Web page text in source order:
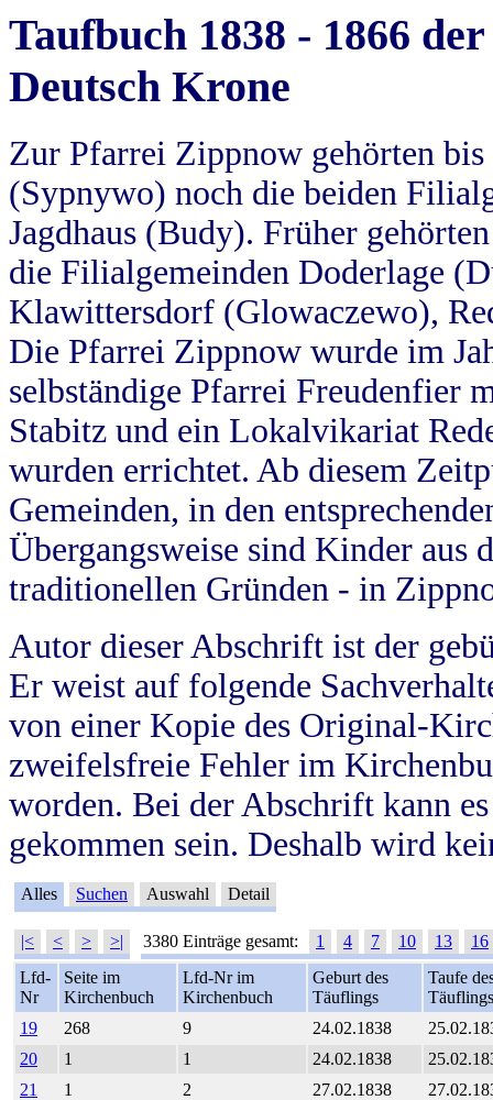
Taufbuch 1838 - 1866
Deutsch Krone
Zur Pfarrei Zippnow gehörten
(Sypnywo) noch die beiden
Jagdhaus (Budy). Früher
die Filialgemeinden Doderlage
Klawittersdorf (Glowaczewo),
Die Pfarrei Zippnow wurde im
selbständige Pfarrei Freudenfier
Stabitz und ein Lokalvikariat
wurden errichtet. Ab diesem
Gemeinden, in den
Übergangsweise sind Kinder aus
traditionellen Gründen - in
Autor dieser Abschrift ist der
Er weist auf folgende
von einer Kopie des Original-
zweifelsfreie Fehler im
worden. Bei der Abschrift kann
gekommen sein. Deshalb wird
Alles Suchen Auswahl Detail
|< < > >| 3380 Einträge gesamt: 1 4 7 10 13
16
Lfd-
Nr
Seite im
Kirchenbuch
Lfd-Nr im
Kirchenbuch
Geburt des
Täuflings
Taufe
Täuflings
19
268 9 24.02.1838
20
1 1 24.02.1838
21
1 2 27.02.1838